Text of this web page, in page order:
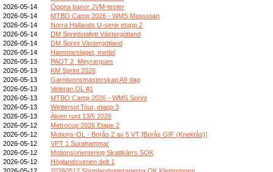
2026-05-14
Öppna banor JVM-tester
2026-05-14
MTBO Camp 2026 - WMS Massstart
2026-05-14
Norra Hallands U-serie etapp 2
2026-05-14
DM Sprintstafett Västergötland
2026-05-14
DM Sprint Västergötland
2026-05-14
Hammarslaget, medel
2026-05-13
PAOT 2_Meyrargues
2026-05-13
KM Sprint 2026
2026-05-13
Garnisionsmästerskap A9 dag
2026-05-13
Veteran OL #1
2026-05-13
MTBO Camp 2026 - WMS Sprint
2026-05-13
Wettersol Tour, etapp 3
2026-05-13
Älven runt 13/5 2026
2026-05-12
Metrocup 2026 Etape 2
2026-05-12
Motions-OL - Borås 2 av 5 VT [Borås GIF (Knektås)]
2026-05-12
VPT 1 Surahammar
2026-05-12
Motionsorientering Skattkärrs SOK
2026-05-12
Höglandsserien delt 1